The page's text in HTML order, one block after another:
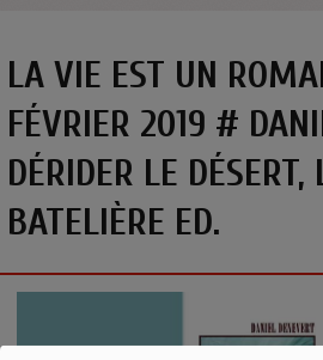
LA VIE EST UN
FÉVRIER 2019 #
DÉRIDER LE DÉSERT,
BATELIÈRE ED.